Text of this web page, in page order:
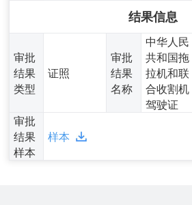
结果信息
审批
结果
类型
证照
审批
结果
名称
中华人民
共和国拖
拉机和联
合收割机
驾驶证
审批
结果
样本
样本